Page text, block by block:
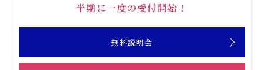
半期に一度の受付開始！
無料説明会